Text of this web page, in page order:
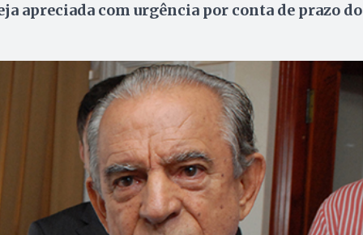
apreciada com urgência por conta de prazo do